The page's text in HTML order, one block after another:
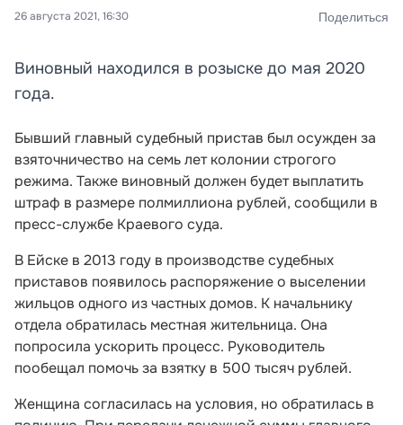
26 августа 2021, 16:30 Поделиться
Виновный находился в розыске до мая 2020
года.
Бывший главный судебный пристав был осужден за
взяточничество на семь лет колонии строгого
режима. Также виновный должен будет выплатить
штраф в размере полмиллиона рублей, сообщили в
пресс-службе Краевого суда.
В Ейске в 2013 году в производстве судебных
приставов появилось распоряжение о выселении
жильцов одного из частных домов. К начальнику
отдела обратилась местная жительница. Она
попросила ускорить процесс. Руководитель
пообещал помочь за взятку в 500 тысяч рублей.
Женщина согласилась на условия, но обратилась в